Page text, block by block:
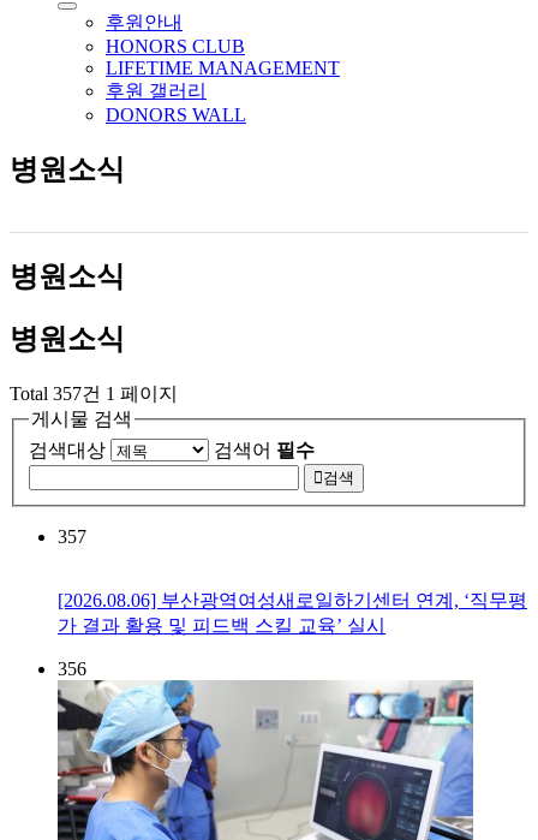
후원안내
HONORS CLUB
LIFETIME MANAGEMENT
후원 갤러리
DONORS WALL
병원소식
병원소식
병원소식
Total 357건 1 페이지
게시물 검색
검색대상
검색어 필수
검색
357
[2026.08.06] 부산광역여성새로일하기센터 연계, ‘직무평
가 결과 활용 및 피드백 스킬 교육’ 실시
356